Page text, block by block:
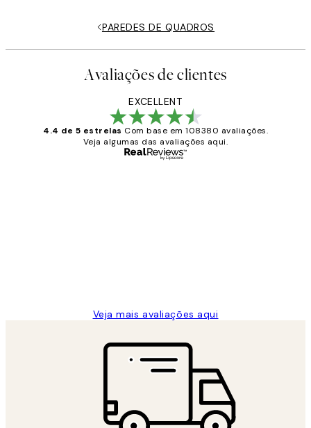
PAREDES DE QUADROS
Avaliações de clientes
EXCELLENT
4.4 de 5 estrelas Com base em 108380 avaliações.
Veja algumas das avaliações aqui.
Veja mais avaliações aqui